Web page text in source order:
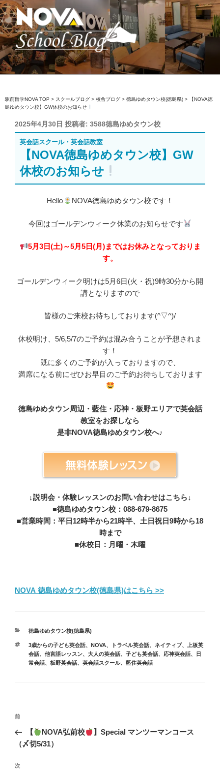
コ
ン
テ
ン
ツ
へ
ス
ッ
プ
駅前留学NOVA【公式】スクールブロ
英会話スクール・英会話教室
駅前留学NOVA TOP > スクールブログ > 校舎ブログ > 徳島ゆめタウン校(徳島県) >
【NOVA徳
島ゆめタウン校】GW休校のお知らせ
投
稿
日:
2025年4月30日 投稿者: 3588徳島ゆめタウン校
英会話スクール・英会話教室
【NOVA徳島ゆめタウン校】GW
休校のお知らせ
Hello NOVA徳島ゆめタウン校です！
今回はゴールデンウィーク休業のお知らせです
5月3日(土)～5月5日(月)まではお休みとなっておりま
す。
ゴールデンウィーク明けは5月6日(火・祝)9時30分から開
講となりますので
皆様のご来校お待ちしております(^▽^)/
休校明け、5/6,5/7のご予約は混み合うことが予想されま
す！
既に多くのご予約が入っておりますので、
満席になる前にぜひお早目のご予約お待ちしております
徳島ゆめタウン周辺・藍住・応神・板野エリアで英会話
教室をお探しなら
是非NOVA徳島ゆめタウン校へ♪
↓説明会・体験レッスンのお問い合わせはこちら↓
■徳島ゆめタウン校：088-679-8675
■営業時間：平日12時半から21時半、土日祝日9時から18
時まで
■休校日：月曜・木曜
NOVA 徳島ゆめタウン校(徳島県)はこちら >>
カ
ゴ
リ
ー
徳島ゆめタウン校(徳島県)
タ
グ
3歳からの子ども英会話、 NOVA、 トラベル英会話、 ネイティブ、
上板英
会話、 他言語レッスン、 大人の英会話、 子ども英会話、 応神英会話、
日
常会話、 板野英会話、 英会話スクール、 藍住英会話
投
ナ
ゲ
前
の
投
前
【 NOVA弘前校
】Special マンツーマンコース
（〆切5/31）
次
次